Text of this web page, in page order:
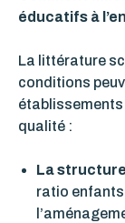
éducatifs à
La littérature
conditions
qualité :
La
ratio